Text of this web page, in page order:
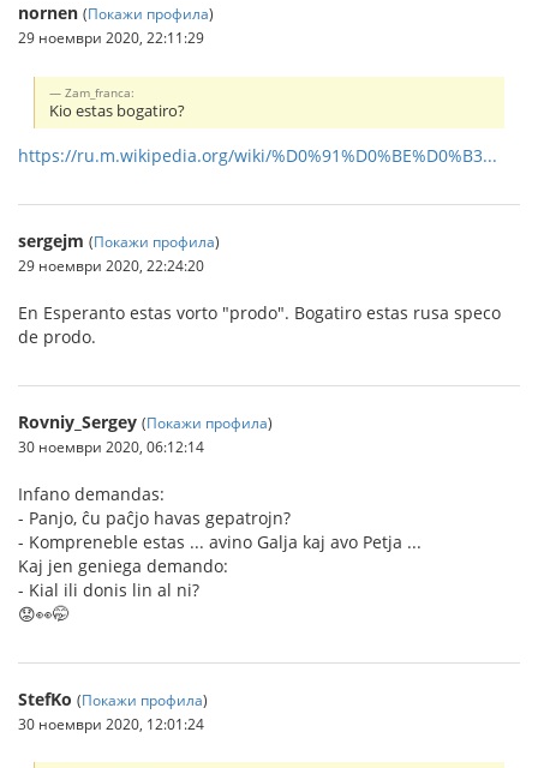
nornen (Покажи профила)
29 ноември 2020, 22:11:29
Zam_franca:
Kio estas bogatiro?
https://ru.m.wikipedia.org/wiki/%D0%91%D0%BE%D0%B3...
sergejm (Покажи профила)
29 ноември 2020, 22:24:20
En Esperanto estas vorto "prodo". Bogatiro estas rusa speco
de prodo.
Rovniy_Sergey (Покажи профила)
30 ноември 2020, 06:12:14
Infano demandas:
- Panjo, ĉu paĉjo havas gepatrojn?
- Kompreneble estas ... avino Galja kaj avo Petja ...
Kaj jen geniega demando:
- Kial ili donis lin al ni?
😟👀🤭
StefKo (Покажи профила)
30 ноември 2020, 12:01:24